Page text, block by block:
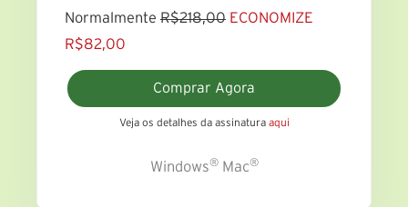
Normalmente R$218,00 ECONOMIZE
R$82,00
Comprar Agora
Veja os detalhes da assinatura aqui
Windows®Mac®